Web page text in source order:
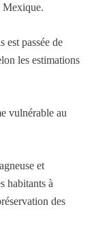
Mexique.
est passée de
les estimations
vulnérable au
et
habitants à
des